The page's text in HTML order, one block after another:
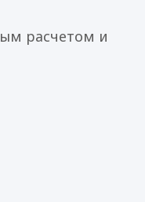
расчетом и